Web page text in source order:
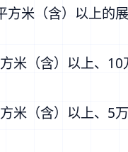
方米（含）以上的
米（含）以上、
米（含）以上、5